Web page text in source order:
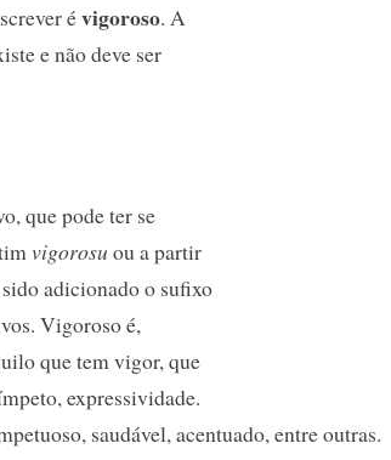
évigoroso. A
e não deve ser
que pode ter se
vigorosu ou a partir
adicionado o sufixo
Vigoroso é,
que tem vigor, que
expressividade.
saudável, acentuado, entre outras.